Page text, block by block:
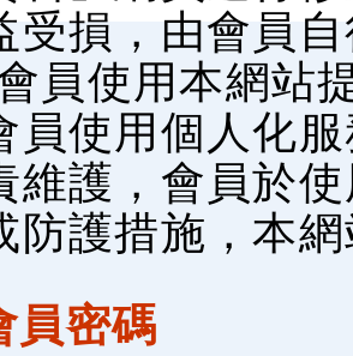
受損，由會員
員使用本網站
員使用個人化
維護，會員於
防護措施，本
員密碼